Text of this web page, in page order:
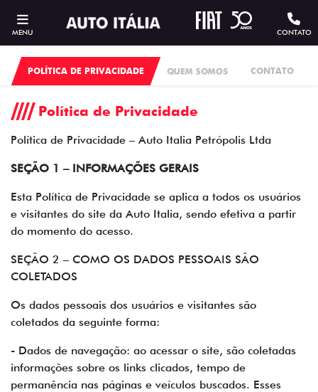
MENU CONTATO
QUEM SOMOS CONTATO
POLÍTICA DE PRIVACIDADE
Política de Privacidade
Política de Privacidade – Auto Italia Petrópolis Ltda
SEÇÃO 1 – INFORMAÇÕES GERAIS
Esta Política de Privacidade se aplica a todos os usuários
e visitantes do site da Auto Italia, sendo efetiva a partir
do momento do acesso.
SEÇÃO 2 – COMO OS DADOS PESSOAIS SÃO
COLETADOS
Os dados pessoais dos usuários e visitantes são
coletados da seguinte forma:
- Dados de navegação: ao acessar o site, são coletadas
informações sobre os links clicados, tempo de
permanência nas páginas e veículos buscados. Esses